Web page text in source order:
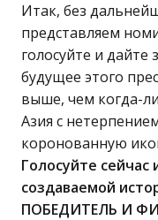
Итак, без
представляем
голосуйте и
будущее этого
выше, чем когда-
Азия с
коронованную
Голосуйте сейчас
создаваемой
ПОБЕДИТЕЛЬ И